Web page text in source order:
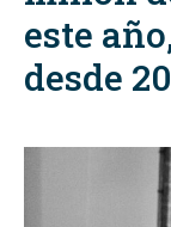
este
desde